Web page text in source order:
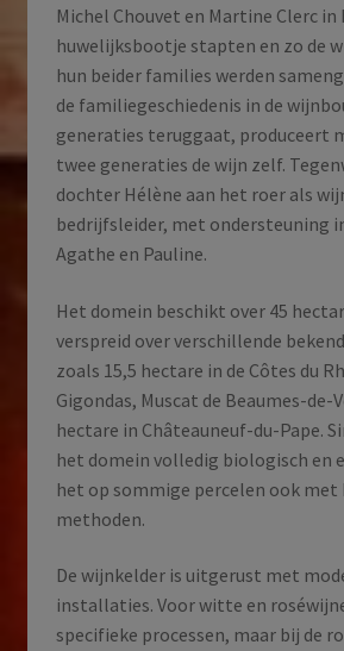
Michel Chouvet en Martine Clerc in
huwelijksbootje stapten en zo de
hun beider families werden
de familiegeschiedenis in de
generaties teruggaat, produceert
twee generaties de wijn zelf.
dochter Hélène aan het roer als
bedrijfsleider, met ondersteuning
Agathe en Pauline.
Het domein beschikt over 45
verspreid over verschillende
zoals 15,5 hectare in de Côtes du
Gigondas, Muscat de Beaumes-de-
hectare in Châteauneuf-du-Pape.
het domein volledig biologisch en
het op sommige percelen ook met
methoden.
De wijnkelder is uitgerust met
installaties. Voor witte en
specifieke processen, maar bij de